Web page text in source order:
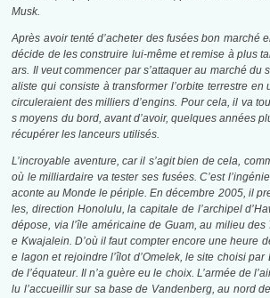
Musk.
Après avoir tenté d’acheter des fusées bon marché
décide de les construire lui-même et remise à plus
ars. Il veut commencer par s’attaquer au marché du
aliste qui consiste à transformer l’orbite terrestre en
circuleraient des milliers d’engins. Pour cela, il va
s moyens du bord, avant d’avoir, quelques années
récupérer les lanceurs utilisés.
L’incroyable aventure, car il s’agit bien de cela,
où le milliardaire va tester ses fusées. C’est
aconte au Monde le périple. En décembre 2005, il
les, direction Honolulu, la capitale de l’archipel
dépose, via l’île américaine de Guam, au milieu des
e Kwajalein. D’où il faut compter encore une heure
e lagon et rejoindre l’îlot d’Omelek, le site choisi
de l’équateur. Il n’a guère eu le choix. L’armée de
lu l’accueillir sur sa base de Vandenberg, au nord